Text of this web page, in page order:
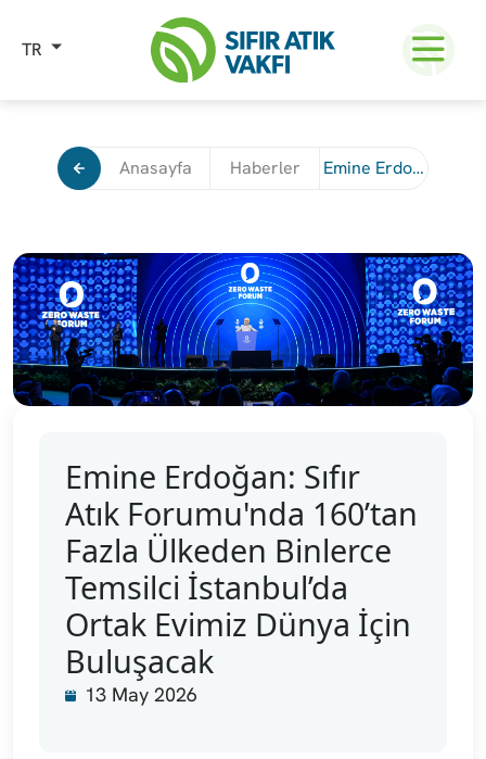
TR
Anasayfa Haberler Emine Erdoğan: Sıfır Atık Forumu'nda 160’tan Fazla Ülkeden Binlerce Temsilci İstanbul’da Ortak Evimiz Dünya İçin Buluşacak
Emine Erdoğan: Sıfır
Atık Forumu'nda 160’tan
Fazla Ülkeden Binlerce
Temsilci İstanbul’da
Ortak Evimiz Dünya İçin
Buluşacak
13 May 2026